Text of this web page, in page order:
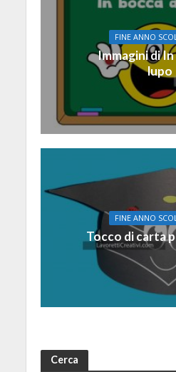
FINE ANNO
Immagini di
lupo
FINE ANNO
Tocco di carta
Cerca